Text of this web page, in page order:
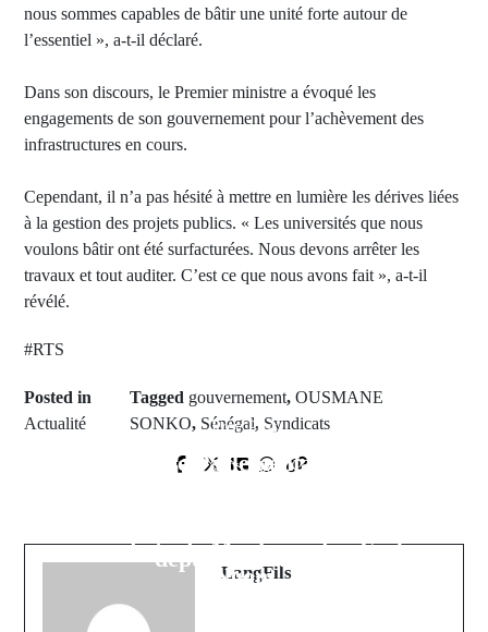
nous sommes capables de bâtir une unité forte autour de
l’essentiel », a-t-il déclaré.
Dans son discours, le Premier ministre a évoqué les
engagements de son gouvernement pour l’achèvement des
infrastructures en cours.
Cependant, il n’a pas hésité à mettre en lumière les dérives liées
à la gestion des projets publics. « Les universités que nous
voulons bâtir ont été surfacturées. Nous devons arrêter les
travaux et tout auditer. C’est ce que nous avons fait », a-t-il
révélé.
#RTS
Posted in
Actualité
Tagged gouvernement, OUSMANE
SONKO, Sénégal, Syndicats
Prev Post
Le Groupe Parlementaire Takku
immédiate de Mouhamadou Farba
Ngom
Next Post
député demandée
LangFils